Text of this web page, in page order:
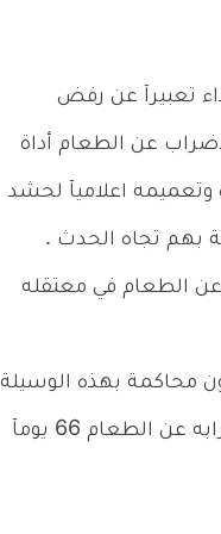
تعبيرآ عن رفض
عن الطعام أداة
وتعميمه اعلاميآ لحشد
بهم تجاه الحدث .
الطعام في معتقله
محاكمة بهذه الوسيلة
انتصارآ , كالأسيرة هناء الشلبي والاسير المحرر خضر عدنان الذي استمر في اضرابه عن الطعام 66 يومآ